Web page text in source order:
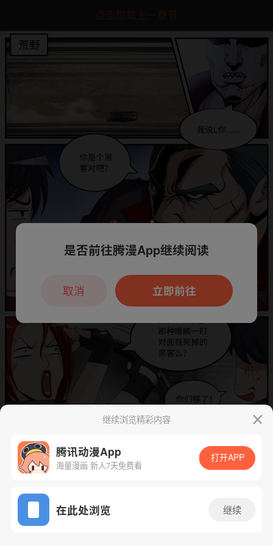
点击加载上一章节
App免费看
下一话 腾漫App免费看
继续浏览精彩内容
腾讯动漫App
海量漫画 新人7天免费看
打开APP
在此处浏览 继续
本章节仅支持App阅读，可打开App新用
户7天免费看
是否前往腾漫App继续阅读
立即前往
取消